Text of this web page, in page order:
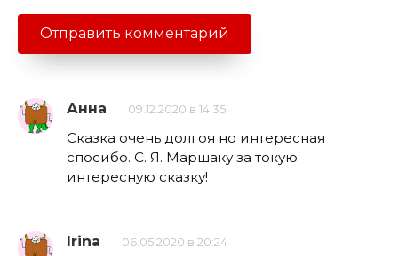
Анна 09.12.2020 в 14:35
Сказка очень долгоя но интересная
спосибо. С. Я. Маршаку за токую
интересную сказку!
Irina 06.05.2020 в 20:24